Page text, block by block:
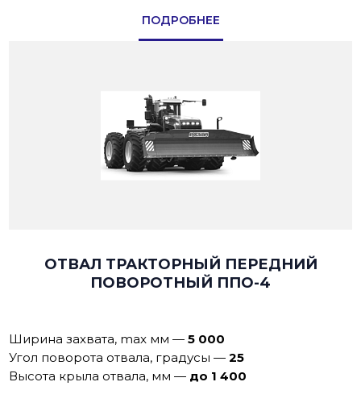
ПОДРОБНЕЕ
ОТВАЛ ТРАКТОРНЫЙ ПЕРЕДНИЙ
ПОВОРОТНЫЙ ППО-4
Ширина захвата, max мм —5 000
Угол поворота отвала, градусы —25
Высота крыла отвала, мм — до 1 400